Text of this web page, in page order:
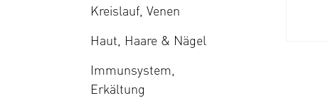
Kreislauf, Venen
Haut, Haare & Nägel
Immunsystem,
Erkältung